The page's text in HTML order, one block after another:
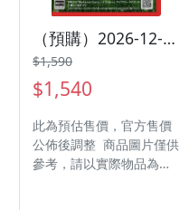
（預購）2026-12-03 NS2 異度神劍 3 Nintendo Switch 2 Edition 中文版
$1,590
$1,540
此為預估售價，官方售價
公佈後調整 商品圖片僅供
參考，請以實際物品為主